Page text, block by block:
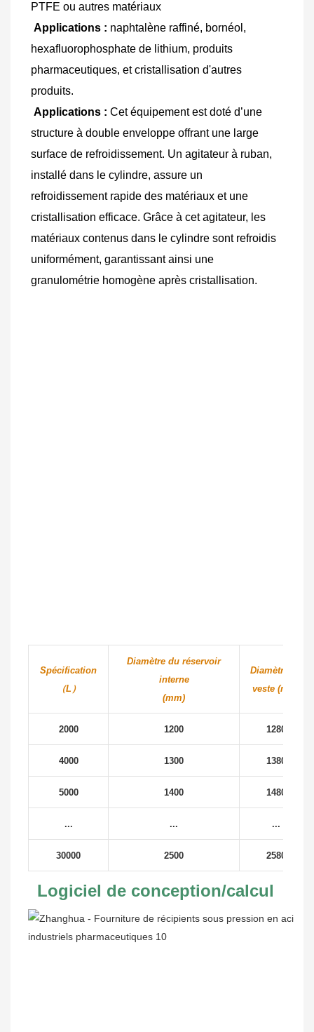
PTFE ou autres matériaux
Applications : naphtalène raffiné, bornéol,
hexafluorophosphate de lithium, produits
pharmaceutiques, et cristallisation d'autres
produits.
Applications : Cet équipement est doté d’une
structure à double enveloppe offrant une large
surface de refroidissement. Un agitateur à ruban,
installé dans le cylindre, assure un
refroidissement rapide des matériaux et une
cristallisation efficace. Grâce à cet agitateur, les
matériaux contenus dans le cylindre sont refroidis
uniformément, garantissant ainsi une
granulométrie homogène après cristallisation.
Spécification
（L）
Diamètre du réservoir
interne
(mm)
Diamètre de
veste (mm)
2000 1200 1280
4000 1300 1380
5000 1400 1480
... ... ...
30000 2500 2580
Logiciel de conception/calcul